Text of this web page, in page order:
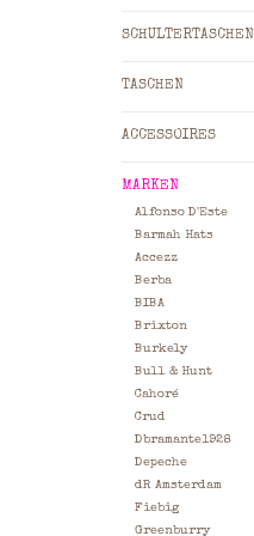
SCHULTERTASCHEN
TASCHEN
ACCESSOIRES
MARKEN
Alfonso D'Este
Barmah Hats
Accezz
Berba
BIBA
Brixton
Burkely
Bull & Hunt
Cahoré
Crud
Dbramante1928
Depeche
dR Amsterdam
Fiebig
Greenburry